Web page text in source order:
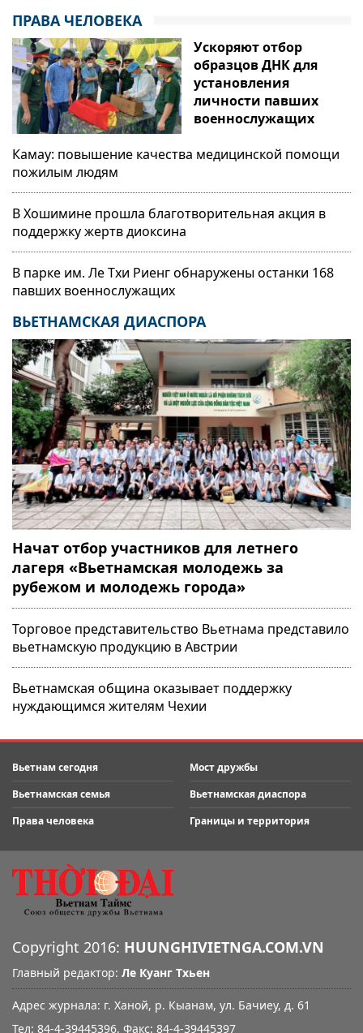
ПРАВА ЧЕЛОВЕКА
Ускоряют отбор
образцов ДНК для
установления
личности павших
военнослужащих
Камау: повышение качества медицинской помощи
пожилым людям
В Хошимине прошла благотворительная акция в
поддержку жертв диоксина
В парке им. Ле Тхи Риенг обнаружены останки 168
павших военнослужащих
ВЬЕТНАМСКАЯ ДИАСПОРА
Начат отбор участников для летнего
лагеря «Вьетнамская молодежь за
рубежом и молодежь города»
Торговое представительство Вьетнама представило
вьетнамскую продукцию в Австрии
Вьетнамская община оказывает поддержку
нуждающимся жителям Чехии
Вьетнам сегодня
Мост дружбы
Вьетнамская семья
Вьетнамская диаспора
Права человека
Границы и территория
Copyright 2016: HUUNGHIVIETNGA.COM.VN
Главный редактор: Ле Куанг Тхьен
Адрес журнала: г. Ханой, р. Кыанам, ул. Бачиеу, д. 61
Тел: 84-4-39445396, Факс: 84-4-39445397